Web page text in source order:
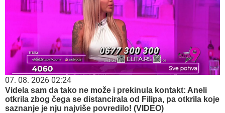
07. 08. 2026 02:24
Videla sam da tako ne može i prekinula kontakt: Aneli
otkrila zbog čega se distancirala od Filipa, pa otkrila koje
saznanje je nju najviše povredilo! (VIDEO)